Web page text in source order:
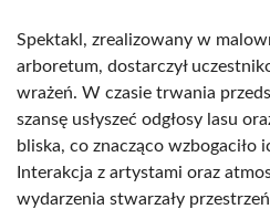
Spektakl, zrealizowany w
arboretum, dostarczył
wrażeń. W czasie trwania
szansę usłyszeć odgłosy lasu
bliska, co znacząco wzbogaciło
Interakcja z artystami oraz
wydarzenia stwarzały